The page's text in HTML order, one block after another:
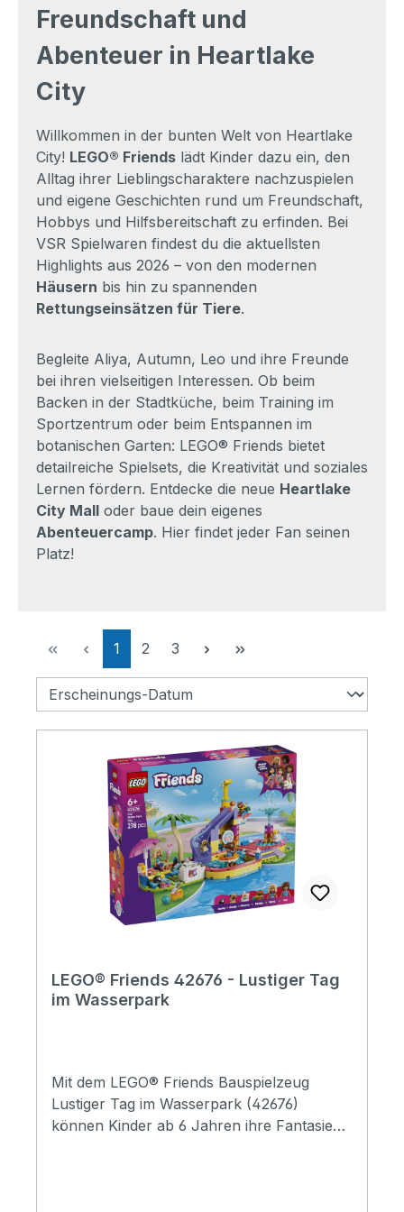
Freundschaft und
Abenteuer in Heartlake
City
Willkommen in der bunten Welt von Heartlake
City! LEGO® Friends lädt Kinder dazu ein, den
Alltag ihrer Lieblingscharaktere nachzuspielen
und eigene Geschichten rund um Freundschaft,
Hobbys und Hilfsbereitschaft zu erfinden. Bei
VSR Spielwaren findest du die aktuellsten
Highlights aus 2026 – von den modernen
Häusern bis hin zu spannenden
Rettungseinsätzen für Tiere.
Begleite Aliya, Autumn, Leo und ihre Freunde
bei ihren vielseitigen Interessen. Ob beim
Backen in der Stadtküche, beim Training im
Sportzentrum oder beim Entspannen im
botanischen Garten: LEGO® Friends bietet
detailreiche Spielsets, die Kreativität und soziales
Lernen fördern. Entdecke die neue Heartlake
City Mall oder baue dein eigenes
Abenteuercamp. Hier findet jeder Fan seinen
Platz!
Seite
1 Seite
2 Seite
3
LEGO® Friends 42676 - Lustiger Tag
im Wasserpark
Mit dem LEGO® Friends Bauspielzeug
Lustiger Tag im Wasserpark (42676)
können Kinder ab 6 Jahren ihre Fantasie